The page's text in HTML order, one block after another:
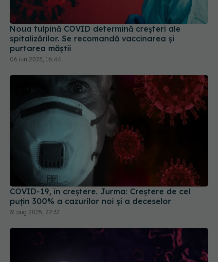
Noua tulpină COVID determină creșteri ale
spitalizărilor. Se recomandă vaccinarea și
purtarea măștii
06 iun 2025, 16:44
COVID-19, în creștere. Jurma: Creștere de cel
puțin 300% a cazurilor noi și a deceselor
31 aug 2025, 22:37